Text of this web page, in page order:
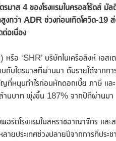
รมาส 4 ของโรงแรมในครอสโร้ดส์ มั
งกว่า ADR ช่วงก่อนเกิดโควิด-19 ส่
ต่อเนื่อง
อ ‘SHR’ บริษัทในเครือสิงห์ เอสเ
กับไตรมาสที่ผ่านมา ดันรายได้จาก
ที่หนุนกำไรก่อนหักดอกเบี้ย ภาษี แ
านบาท พุ่งขึ้น 187% จากปีที่ผ่านมา
พอร์ตโรงแรมในสหราชอาณาจักร
ลายประเทศช่วงปลายปีจากการที่ป